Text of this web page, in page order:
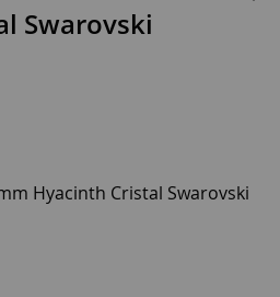
Swarovski
Hyacinth Cristal Swarovski